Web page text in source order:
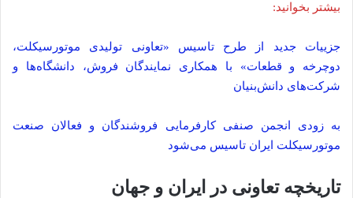
بیشتر بخوانید:
جزییات جدید از طرح تاسیس «تعاونی تولیدی موتورسیکلت،
دوچرخه و قطعات» با همکاری نمایندگان فروش، دانشگاه‌ها و
شرکت‌های دانش‌بنیان
به زودی انجمن صنفی کارفرمایی فروشندگان و فعالان صنعت
موتورسیکلت ایران تاسیس می‌شود
تاریخچه تعاونی در ایران و جهان